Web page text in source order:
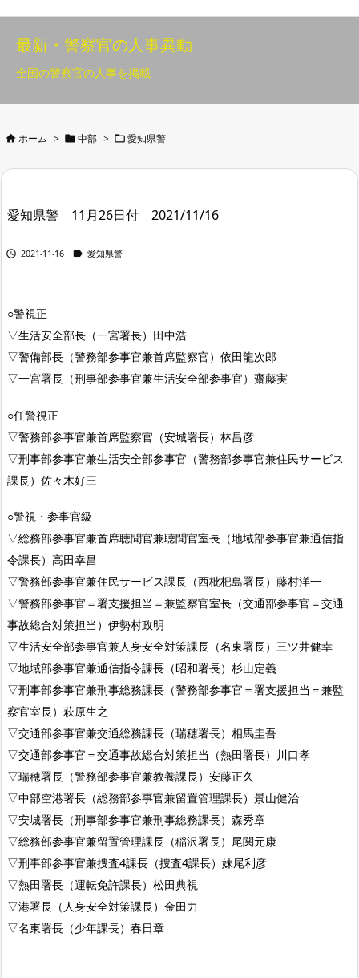
最新・警察官の人事異動
全国の警察官の人事を掲載
 ホーム >  中部 >  愛知県警
愛知県警 11月26日付 2021/11/16
 2021-11-16  愛知県警
○警視正
▽生活安全部長（一宮署長）田中浩
▽警備部長（警務部参事官兼首席監察官）依田龍次郎
▽一宮署長（刑事部参事官兼生活安全部参事官）齋藤実
○任警視正
▽警務部参事官兼首席監察官（安城署長）林昌彦
▽刑事部参事官兼生活安全部参事官（警務部参事官兼住民サービス
課長）佐々木好三
○警視・参事官級
▽総務部参事官兼首席聴聞官兼聴聞官室長（地域部参事官兼通信指
令課長）高田幸昌
▽警務部参事官兼住民サービス課長（西枇杷島署長）藤村洋一
▽警務部参事官＝署支援担当＝兼監察官室長（交通部参事官＝交通
事故総合対策担当）伊勢村政明
▽生活安全部参事官兼人身安全対策課長（名東署長）三ツ井健幸
▽地域部参事官兼通信指令課長（昭和署長）杉山定義
▽刑事部参事官兼刑事総務課長（警務部参事官＝署支援担当＝兼監
察官室長）萩原生之
▽交通部参事官兼交通総務課長（瑞穂署長）相馬圭吾
▽交通部参事官＝交通事故総合対策担当（熱田署長）川口孝
▽瑞穂署長（警務部参事官兼教養課長）安藤正久
▽中部空港署長（総務部参事官兼留置管理課長）景山健治
▽安城署長（刑事部参事官兼刑事総務課長）森秀章
▽総務部参事官兼留置管理課長（稲沢署長）尾関元康
▽刑事部参事官兼捜査4課長（捜査4課長）妹尾利彦
▽熱田署長（運転免許課長）松田典視
▽港署長（人身安全対策課長）金田力
▽名東署長（少年課長）春日章